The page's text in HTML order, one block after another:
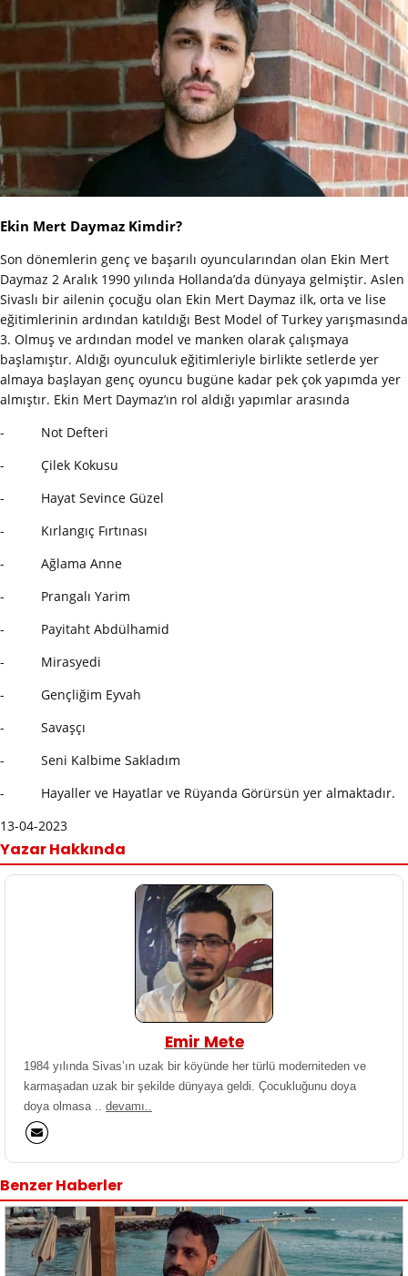
Ekin Mert Daymaz Kimdir?
Son dönemlerin genç ve başarılı oyuncularından olan Ekin Mert
Daymaz 2 Aralık 1990 yılında Hollanda’da dünyaya gelmiştir. Aslen
Sivaslı bir ailenin çocuğu olan Ekin Mert Daymaz ilk, orta ve lise
eğitimlerinin ardından katıldığı Best Model of Turkey yarışmasında
3. Olmuş ve ardından model ve manken olarak çalışmaya
başlamıştır. Aldığı oyunculuk eğitimleriyle birlikte setlerde yer
almaya başlayan genç oyuncu bugüne kadar pek çok yapımda yer
almıştır. Ekin Mert Daymaz’ın rol aldığı yapımlar arasında
- Not Defteri
- Çilek Kokusu
- Hayat Sevince Güzel
- Kırlangıç Fırtınası
- Ağlama Anne
- Prangalı Yarim
- Payitaht Abdülhamid
- Mirasyedi
- Gençliğim Eyvah
- Savaşçı
- Seni Kalbime Sakladım
- Hayaller ve Hayatlar ve Rüyanda Görürsün yer almaktadır.
13-04-2023
Yazar Hakkında
Emir Mete
1984 yılında Sivas’ın uzak bir köyünde her türlü moderniteden ve
karmaşadan uzak bir şekilde dünyaya geldi. Çocukluğunu doya
doya olmasa .. devamı..
Benzer Haberler